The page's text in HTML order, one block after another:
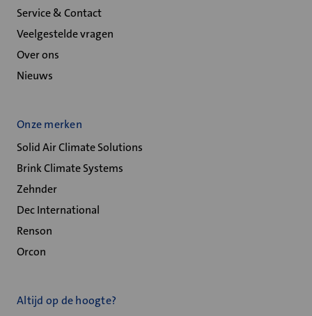
Service & Contact
Veelgestelde vragen
Over ons
Nieuws
Onze merken
Solid Air Climate Solutions
Brink Climate Systems
Zehnder
Dec International
Renson
Orcon
Altijd op de hoogte?